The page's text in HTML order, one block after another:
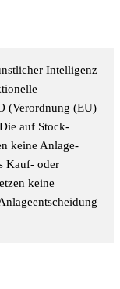
Intelligenz
(Verordnung (EU)
auf Stock-
keine Anlage-
Kauf- oder
keine